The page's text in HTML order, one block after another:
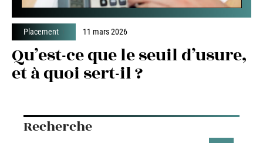
Placement 11 mars 2026
Qu’est-ce que le seuil d’usure,
et à quoi sert-il ?
Recherche